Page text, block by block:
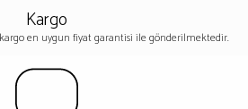
Kargo
en uygun fiyat garantisi ile gönderilmektedir.